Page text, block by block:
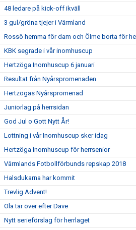
48 ledare på kick-off ikväll
3 gul/gröna tjejer i Värmland
Rossö hemma för dam och Ölme borta för
KBK segrade i vår inomhuscup
Hertzöga Inomhuscup 6 januari
Resultat från Nyårspromenaden
Hertzögas Nyårspromenad
Juniorlag på herrsidan
God Jul o Gott Nytt År!
Lottning i vår Inomhuscup sker idag
Hertzöga Inomhuscup för herrsenior
Värmlands Fotbollförbunds repskap 2018
Halsdukarna har kommit
Trevlig Advent!
Ola tar över efter Dave
Nytt serieförslag för herrlaget